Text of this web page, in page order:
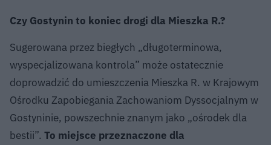
Czy Gostynin to koniec drogi dla Mieszka R.?
Sugerowana przez biegłych „długoterminowa,
wyspecjalizowana kontrola” może ostatecznie
doprowadzić do umieszczenia Mieszka R. w Krajowym
Ośrodku Zapobiegania Zachowaniom Dyssocjalnym w
Gostyninie, powszechnie znanym jako „ośrodek dla
bestii”. To miejsce przeznaczone dla